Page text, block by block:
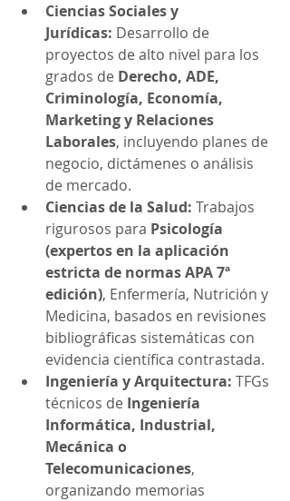
Ciencias Sociales y
Jurídicas: Desarrollo de
proyectos de alto nivel para los
grados de Derecho, ADE,
Criminología, Economía,
Marketing y Relaciones
Laborales, incluyendo planes de
negocio, dictámenes o análisis
de mercado.
Ciencias de la Salud: Trabajos
rigurosos para Psicología
(expertos en la aplicación
estricta de normas APA 7ª
edición), Enfermería, Nutrición y
Medicina, basados en revisiones
bibliográficas sistemáticas con
evidencia científica contrastada.
Ingeniería y Arquitectura: TFGs
técnicos de Ingeniería
Informática, Industrial,
Mecánica o
Telecomunicaciones,
organizando memorias